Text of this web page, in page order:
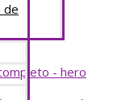
de
de Sites